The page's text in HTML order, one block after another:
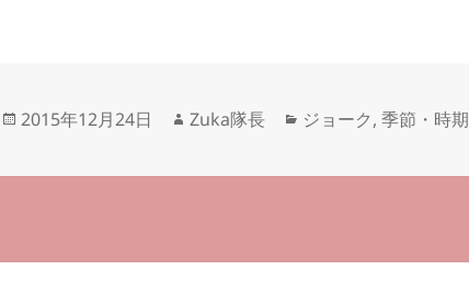
投
日:
2015年12月24日
作
者
Zuka隊長
カ
ゴ
ジョーク,季節・時期